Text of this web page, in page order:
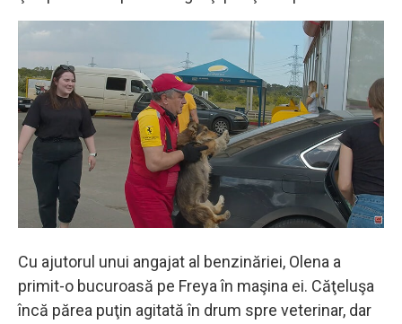
Cu ajutorul unui angajat al benzinăriei, Olena a
primit-o bucuroasă pe Freya în maşina ei. Căţeluşa
încă părea puţin agitată în drum spre veterinar, dar